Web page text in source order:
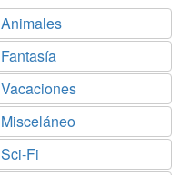
Animales
Fantasía
Vacaciones
Misceláneo
Sci-Fi